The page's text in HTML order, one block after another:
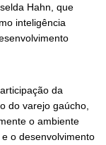
Hahn, que
inteligência
da
do varejo gaúcho,
o ambiente
o desenvolvimento